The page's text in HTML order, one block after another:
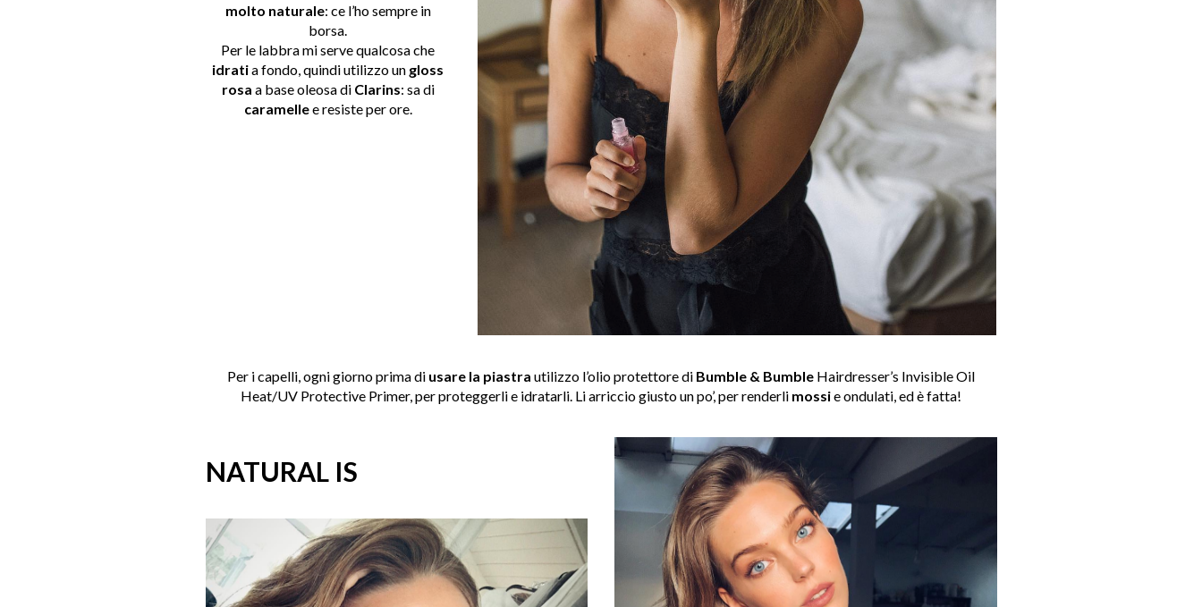
molto naturale: ce l’ho sempre in
borsa.
Per le labbra mi serve qualcosa che
idratia fondo, quindi utilizzo un gloss
rosa a base oleosa diClarins: sa di
caramellee resiste per ore.
Per i capelli, ogni giorno prima di usare la piastra utilizzo l’olio protettore di Bumble & Bumble Hairdresser’s Invisible Oil
Heat/UV Protective Primer, per proteggerli e idratarli. Li arriccio giusto un po’, per renderli mossie ondulati, ed è fatta!
NATURAL IS